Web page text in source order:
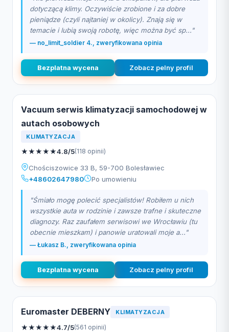
dotyczącą klimy. Oczywiście zrobione i za dobre
pieniądze (czyli najtaniej w okolicy). Znają się w
temacie i lubią swoją robotę, więc można być sp..."
— no_limit_soldier 4., zweryfikowana opinia
Bezplatna wycena Zobacz pelny profil
Vacuum serwis klimatyzacji samochodowej w
autach osobowych
KLIMATYZACJA
★★★★★4.8/5(118 opinii)
Chościszowice 33 B, 59-700 Bolesławiec
+48602647980
Po umowieniu
"Śmiało mogę polecić specjalistów! Robiłem u nich
wszystkie auta w rodzinie i zawsze trafne i skuteczne
diagnozy. Raz zaufałem serwisowi we Wrocławiu (tu
obecnie mieszkam) i panowie uratowali moje a..."
— Łukasz B., zweryfikowana opinia
Bezplatna wycena Zobacz pelny profil
Euromaster DEBERNY KLIMATYZACJA
★★★★★4.7/5(561 opinii)